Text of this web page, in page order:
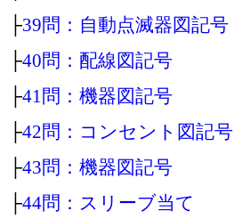
├39問：自動点滅器図記号
├40問：配線図記号
├41問：機器図記号
├42問：コンセント図記号
├43問：機器図記号
├44問：スリーブ当て